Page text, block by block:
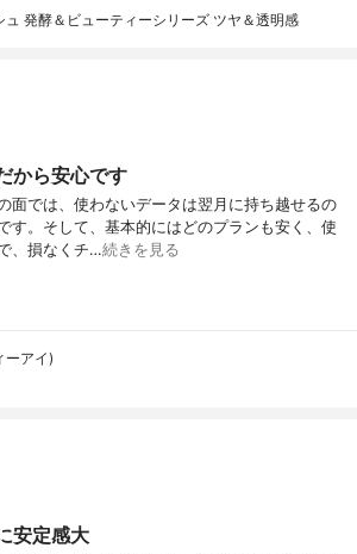
ュ 発酵＆ビューティーシリーズ ツヤ＆透明感
から安心です
面では、使わないデータは翌月に持ち越せるの
す。そして、基本的にはどのプランも安く、使
、損なくチ…続きを見る
ーアイ)
安定感大